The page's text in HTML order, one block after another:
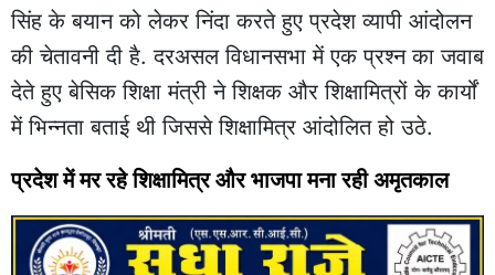
सिंह के बयान को लेकर निंदा करते हुए प्रदेश व्यापी आंदोलन
की चेतावनी दी है. दरअसल विधानसभा में एक प्रश्न का जवाब
देते हुए बेसिक शिक्षा मंत्री ने शिक्षक और शिक्षामित्रों के कार्यों
में भिन्नता बताई थी जिससे शिक्षामित्र आंदोलित हो उठे.
प्रदेश में मर रहे शिक्षामित्र और भाजपा मना रही अमृतकाल